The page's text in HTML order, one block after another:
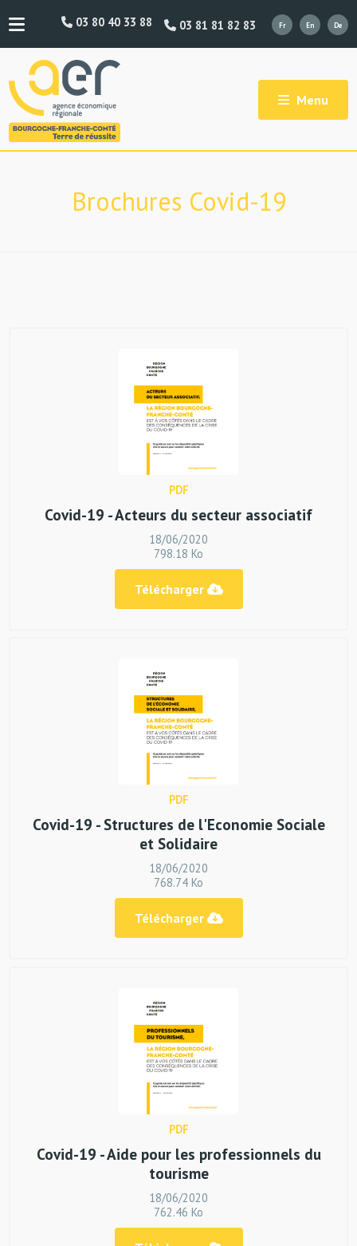
03 81 81 82 83
03 80 40 33 88
Menu
Brochures Covid-19
PDF
Covid-19 - Acteurs du secteur associatif
18/06/2020
798.18 Ko
Télécharger
PDF
Covid-19 - Structures de l'Economie Sociale
et Solidaire
18/06/2020
768.74 Ko
Télécharger
PDF
Covid-19 - Aide pour les professionnels du
tourisme
18/06/2020
762.46 Ko